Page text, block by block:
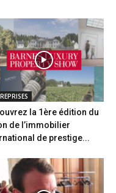
la 1ère édition du
de l’immobilier
de prestige...